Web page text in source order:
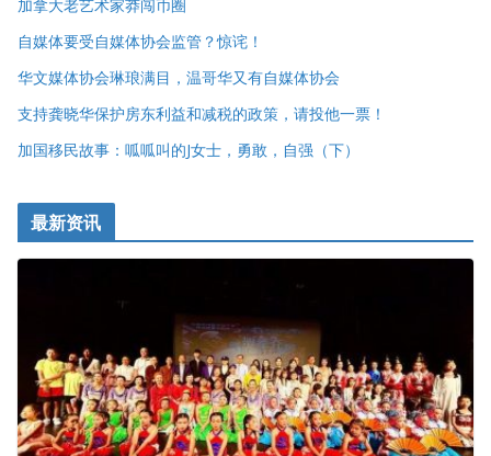
加拿大老艺术家莽闯币圈
自媒体要受自媒体协会监管？惊诧！
华文媒体协会琳琅满目，温哥华又有自媒体协会
支持龚晓华保护房东利益和减税的政策，请投他一票！
加国移民故事：呱呱叫的J女士，勇敢，自强（下）
最新资讯